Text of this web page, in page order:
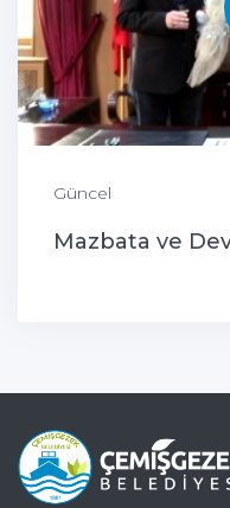
Güncel
Mazbata ve